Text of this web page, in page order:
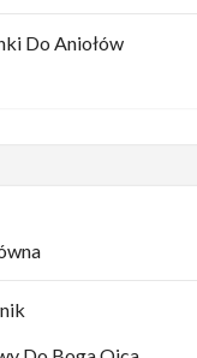
Do Aniołów